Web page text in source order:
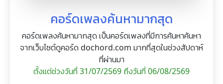
คอร์ดเพลงค้นหามากสุด
คอร์ดเพลงค้นหามากสุด เป็นคอร์ดเพลงที่มีการค้นหาค้นหา
จากเว็บไซต์ดูคอร์ด dochord.com มากที่สุดในช่วงสัปดาห์
ที่ผ่านมา
ตั้งแต่ช่วงวันที่ 31/07/2569 ถึงวันที่ 06/08/2569